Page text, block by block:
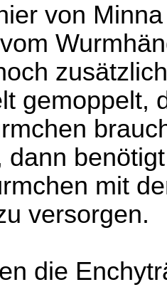
von
gemoppelt,
dann
mit
versorgen.
die